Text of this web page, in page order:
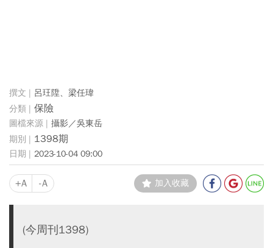
呂玨陞、梁任瑋
保險
攝影／吳東岳
1398期
2023-10-04 09:00
+A -A 加入收藏
(今周刊1398)